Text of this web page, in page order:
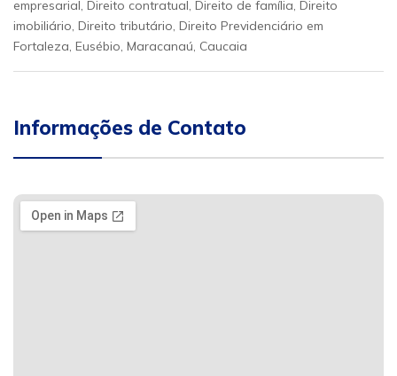
empresarial, Direito contratual, Direito de família, Direito
imobiliário, Direito tributário, Direito Previdenciário em
Fortaleza, Eusébio, Maracanaú, Caucaia
Informações de Contato